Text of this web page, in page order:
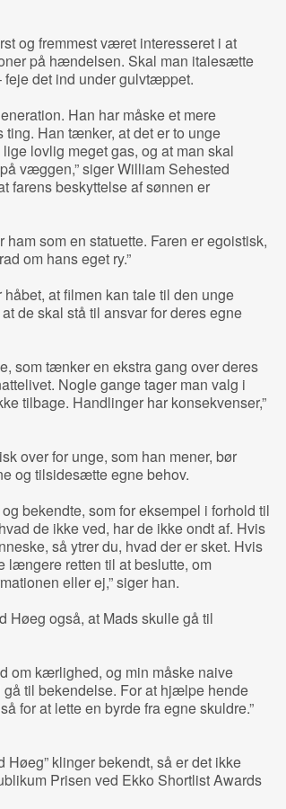
og fremmest været interesseret i at
på hændelsen. Skal man italesætte
feje det ind under gulvtæppet.
Han har måske et mere
Han tænker, at det er to unge
lovlig meget gas, og at man skal
væggen,” siger William Sehested
farens beskyttelse af sønnen er
ham som en statuette. Faren er egoistisk,
om hans eget ry.”
at filmen kan tale til den unge
de skal stå til ansvar for deres egne
som tænker en ekstra gang over deres
Nogle gange tager man valg i
tilbage. Handlinger har konsekvenser,”
over for unge, som han mener, bør
og tilsidesætte egne behov.
bekendte, som for eksempel i forhold til
de ikke ved, har de ikke ondt af. Hvis
så ytrer du, hvad der er sket. Hvis
længere retten til at beslutte, om
eller ej,” siger han.
Høeg også, at Mads skulle gå til
om kærlighed, og min måske naive
til bekendelse. For at hjælpe hende
for at lette en byrde fra egne skuldre.”
Høeg” klinger bekendt, så er det ikke
Prisen ved Ekko Shortlist Awards